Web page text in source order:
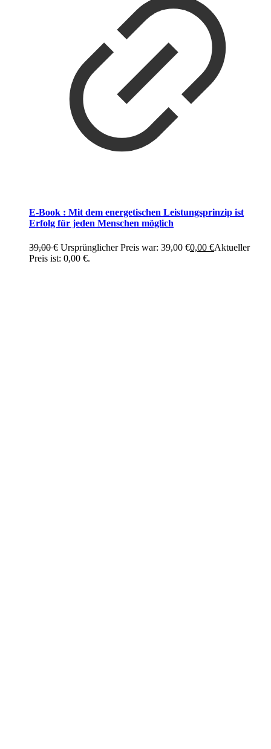
E-Book : Mit dem energetischen Leistungsprinzip ist
Erfolg für jeden Menschen möglich
39,00€ Ursprünglicher Preis war: 39,00 €0,00 €Aktueller
Preis ist: 0,00 €.